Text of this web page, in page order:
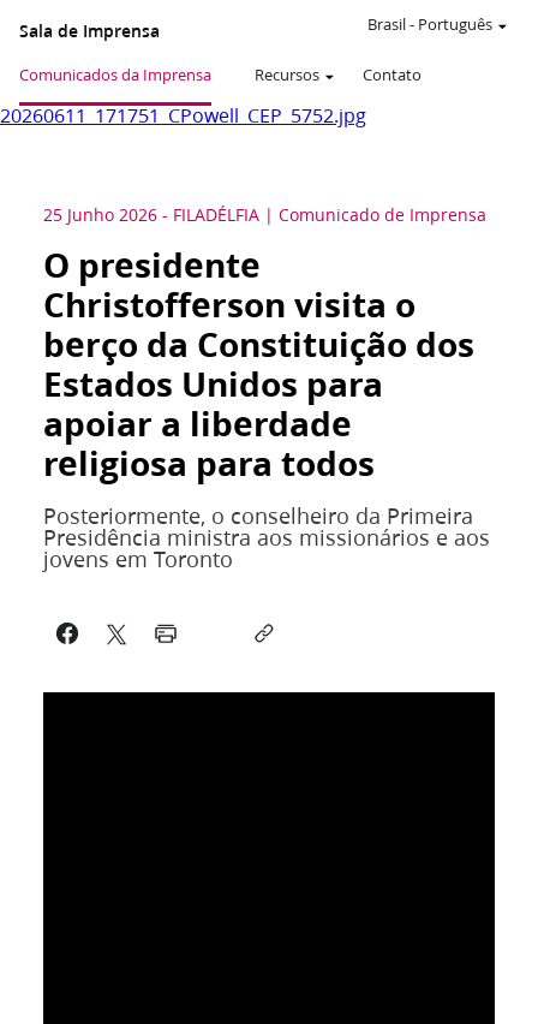
Sala de Imprensa
Comunicados da Imprensa Recursos Contato
Brasil- Português
20260611_171751_CPowell_CEP_5752.jpg
25 Junho 2026 - FILADÉLFIA Comunicado de Imprensa
O presidente
Christofferson visita o
berço da Constituição dos
Estados Unidos para
apoiar a liberdade
religiosa para todos
Posteriormente, o conselheiro da Primeira
Presidência ministra aos missionários e aos
jovens em Toronto